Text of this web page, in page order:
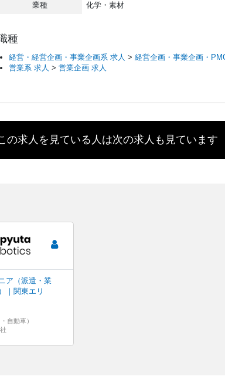
業種
化学・素材
種
経営・経営企画・事業企画系 求人 > 経営企画・事業企画・
営業系 求人 > 営業企画 求人
の求人を見ている人は次の求人も見ています
ア（派遣・業
｜関東エリ
自動車）